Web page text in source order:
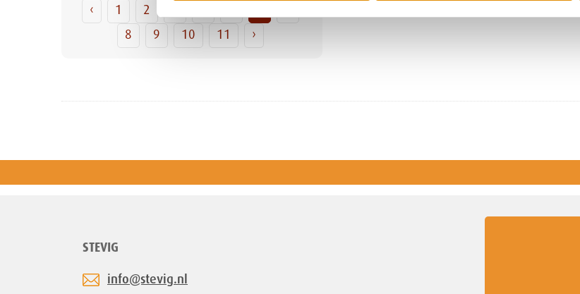
‹ 1 2
8
9 10 11 ›
STEVIG
info@stevig.nl